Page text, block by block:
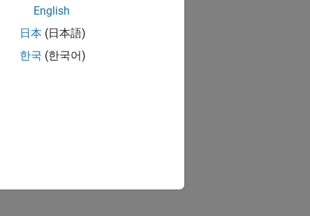
English
日本 (日本語)
한국 (한국어)